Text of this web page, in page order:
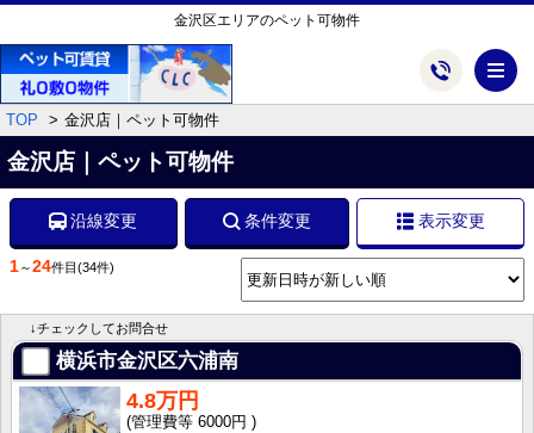
金沢区エリアのペット可物件
TOP 金沢店｜ペット可物件
金沢店｜ペット可物件
沿線変更 条件変更 表示変更
1～24件目 (34件)
↓チェックしてお問合せ
横浜市金沢区六浦南
4.8万円
6000円